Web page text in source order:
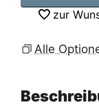
zur
Alle